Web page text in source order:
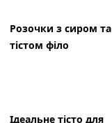
Розочки з сиром та
тістом філо
Ідеальне тісто для